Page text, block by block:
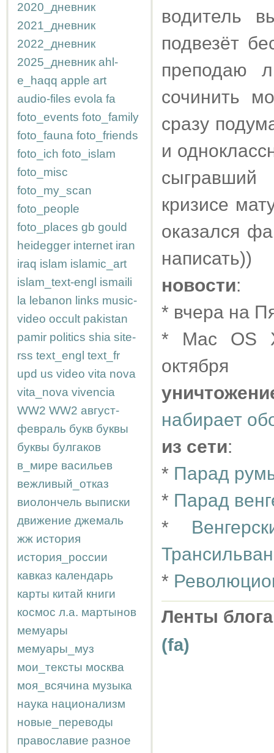
2020_дневник
2021_дневник
2022_дневник
2025_дневник ahl-
e_haqq apple art
audio-files evola fa
foto_events foto_family
foto_fauna foto_friends
foto_ich foto_islam
foto_misc
foto_my_scan
foto_people
foto_places gb gould
heidegger internet iran
iraq islam islamic_art
islam_text-engl ismaili
la lebanon links music-
video occult pakistan
pamir politics shia site-
rss text_engl text_fr
upd us video vita nova
vita_nova vivencia
WW2 WW2 август-
февраль букв буквы
буквы булгаков
в_мире васильев
вежливый_отказ
виолончель выписки
движение джемаль
жж история
история_россии
кавказ календарь
карты китай книги
космос л.а. мартынов
мемуары
мемуары_муз
мои_тексты москва
моя_всячина музыка
наука национализм
новые_переводы
православие разное
водитель
подвезёт
преподаю
сочинить
сразу
и
кризисе
оказался
написать))
новости:
* вчера на
* Mac OS
октября
набирает
из сети:
* Парад
* Парад
*
*
Ленты
(fa)